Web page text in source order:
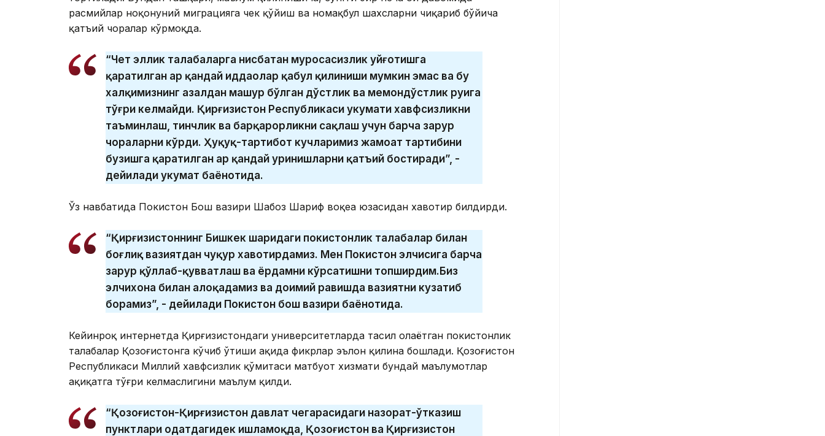
расмийлар ноқонуний миграцияга чек қўйиш ва номақбул шахсларни чиқариб бўйича
қатъий чоралар кўрмоқда.
“Чет эллик талабаларга нисбатан муросасизлик уйғотишга
қаратилган ҳар қандай иддаолар қабул қилиниши мумкин эмас ва бу
халқимизнинг азалдан машҳур бўлган дўстлик ва меҳмондўстлик руҳига
тўғри келмайди. Қирғизистон Республикаси ҳукумати хавфсизликни
таъминлаш, тинчлик ва барқарорликни сақлаш учун барча зарур
чораларни кўрди. Ҳуқуқ-тартибот кучларимиз жамоат тартибини
бузишга қаратилган ҳар қандай уринишларни қатъий бостиради”, -
дейилади ҳукумат баёнотида.
Ўз навбатида Покистон Бош вазири Шаҳбоз Шариф воқеа юзасидан хавотир билдирди.
“Қирғизистоннинг Бишкек шаҳридаги покистонлик талабалар билан
боғлиқ вазиятдан чуқур хавотирдамиз. Мен Покистон элчисига барча
зарур қўллаб-қувватлаш ва ёрдамни кўрсатишни топширдим.Биз
элчихона билан алоқадамиз ва доимий равишда вазиятни кузатиб
борамиз”, - дейилади Покистон бош вазири баёнотида.
Кейинроқ интернетда Қирғизистондаги университетларда таҳсил олаётган покистонлик
талабалар Қозоғистонга кўчиб ўтиши ҳақида фикрлар эълон қилина бошлади. Қозоғистон
Республикаси Миллий хавфсизлик қўмитаси матбуот хизмати бундай маълумотлар
ҳақиқатга тўғри келмаслигини маълум қилди.
“Қозоғистон-Қирғизистон давлат чегарасидаги назорат-ўтказиш
пунктлари одатдагидек ишламоқда, Қозоғистон ва Қирғизистон